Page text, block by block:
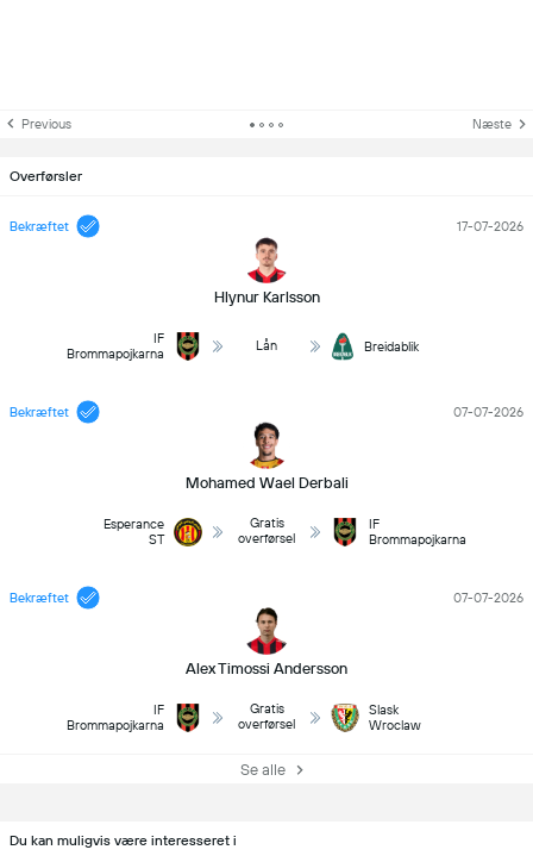
Previous Næste
Overførsler
Bekræftet
Hlynur Karlsson
17-07-2026
IF
Brommapojkarna
Lån Breidablik
Bekræftet
Mohamed Wael Derbali
07-07-2026
Esperance
ST
Gratis
overførsel
IF
Brommapojkarna
Bekræftet
Alex Timossi Andersson
07-07-2026
IF
Brommapojkarna
Gratis
overførsel
Slask
Wroclaw
Se alle
Du kan muligvis være interesseret i